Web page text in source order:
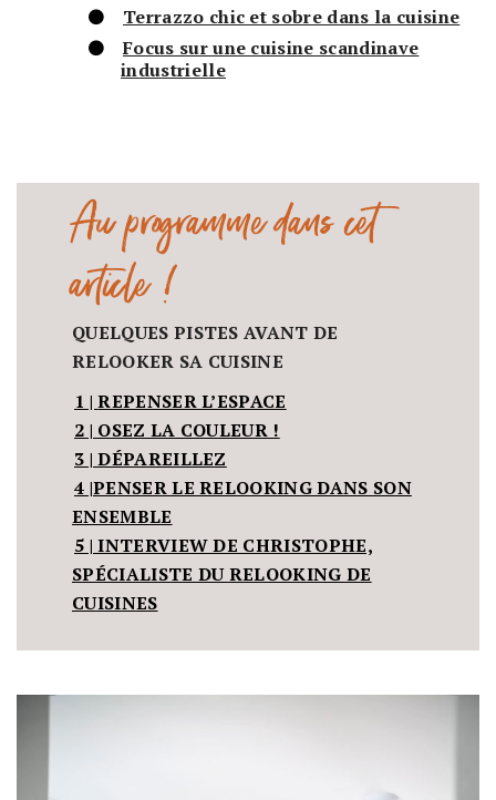
Terrazzo chic et sobre dans la cuisine
Focus sur une cuisine scandinave
industrielle
Au programme dans cet
article !
QUELQUES PISTES AVANT DE
RELOOKER SA CUISINE
1 |REPENSER L’ESPACE
2 | OSEZ LA COULEUR !
3 | DÉPAREILLEZ
4 |PENSER LE RELOOKING DANS SON
ENSEMBLE
5 | INTERVIEW DE CHRISTOPHE,
SPÉCIALISTE DU RELOOKING DE
CUISINES